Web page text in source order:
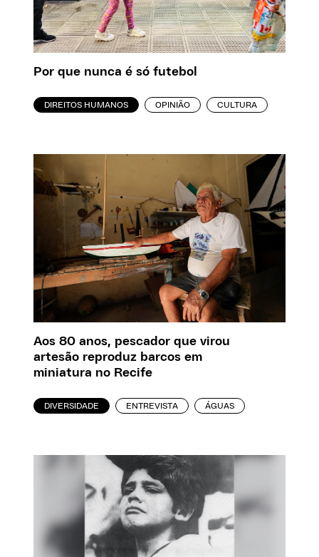
Por que nunca é só futebol
DIREITOS HUMANOS OPINIÃO CULTURA
Aos 80 anos, pescador que virou
artesão reproduz barcos em
miniatura no Recife
DIVERSIDADE ENTREVISTA ÁGUAS